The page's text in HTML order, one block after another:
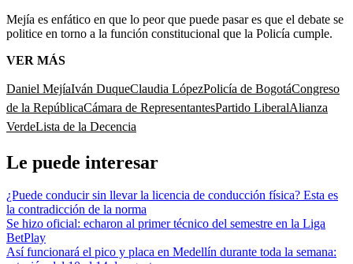
Mejía es enfático en que lo peor que puede pasar es que el debate se
politice en torno a la función constitucional que la Policía cumple.
VER MÁS
Daniel MejíaIván DuqueClaudia LópezPolicía de BogotáCongreso
de la RepúblicaCámara de RepresentantesPartido LiberalAlianza
VerdeLista de la Decencia
Le puede interesar
¿Puede conducir sin llevar la licencia de conducción física? Esta es
la contradicción de la norma
Se hizo oficial: echaron al primer técnico del semestre en la Liga
BetPlay
Así funcionará el pico y placa en Medellín durante toda la semana: